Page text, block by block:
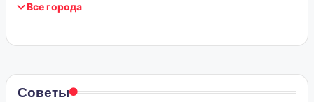
Все города
Советы